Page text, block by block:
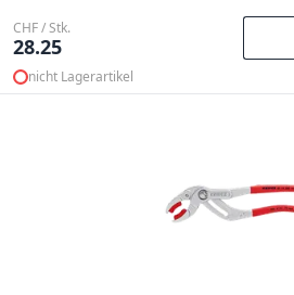
CHF / Stk.
28.25
nicht Lagerartikel